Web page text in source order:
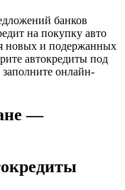
банков
на покупку авто
новых и подержанных
автокредиты под
онлайн-
—